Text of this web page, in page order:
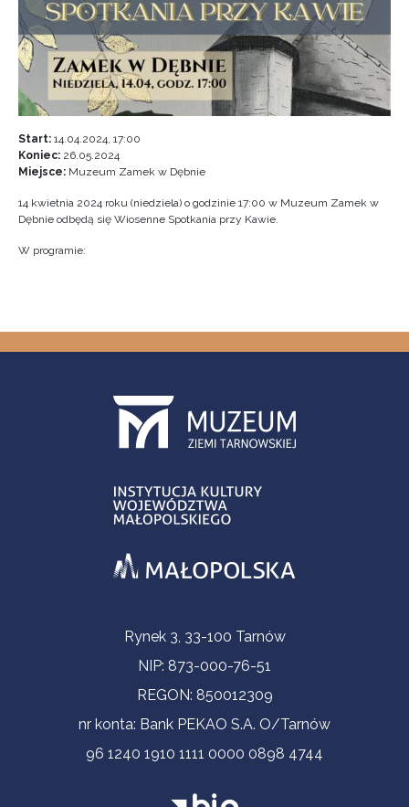
Start: 14.04.2024, 17:00
Koniec: 26.05.2024
Miejsce: Muzeum Zamek w Dębnie
14 kwietnia 2024 roku (niedziela) o godzinie 17:00 w Muzeum Zamek w
Dębnie odbędą się Wiosenne Spotkania przy Kawie.
W programie:
Informacje kontaktoweRynek 3, 33-100 Tarnów
NIP: 873-000-76-51
REGON: 850012309
nr konta: Bank PEKAO S.A. O/Tarnów
96 1240 1910 1111 0000 0898 4744